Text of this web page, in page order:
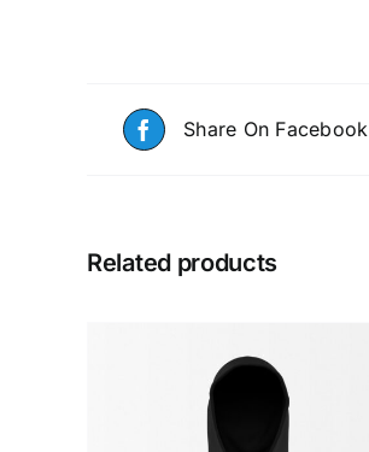
Share On Facebook
Related products